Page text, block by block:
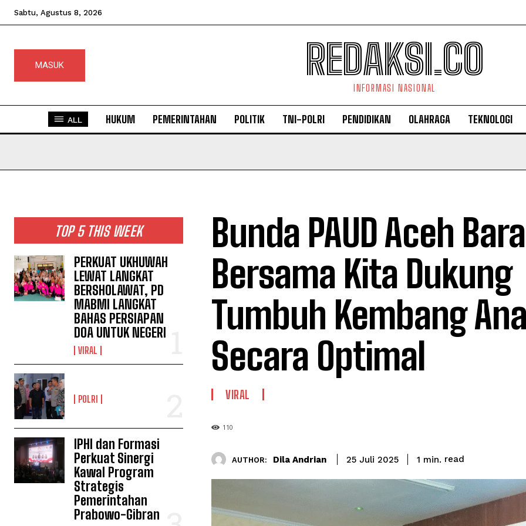
Sabtu, Agustus 8, 2026
MASUK REDAKSI.CO
INFORMASI NASIONAL
ALL HUKUM PEMERINTAHAN POLITIK TNI-POLRI PENDIDIKAN OLAHRAGA TEKNOLOGI
TOP 5 THIS WEEK
PERKUAT UKHUWAH
LEWAT LANGKAT
BERSHOLAWAT, PD
MABMI LANGKAT
BAHAS PERSIAPAN
DOA UNTUK NEGERI
VIRAL
POLRI
IPHI dan Formasi
Perkuat Sinergi
Kawal Program
Strategis
Pemerintahan
Prabowo-Gibran
Bunda PAUD Aceh
Bersama Kita Dukung
Tumbuh Kembang
Secara Optimal
VIRAL
110
AUTHOR: Dila Andrian 25 Juli 2025 1 min. read